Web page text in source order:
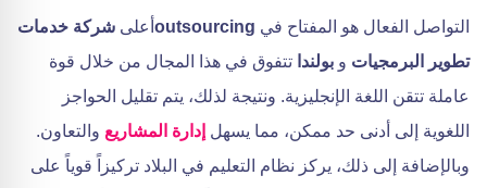
التواصل الفعال هو المفتاح في outsourcing أعلى شركة خدمات
تطوير البرمجيات و بولندا تتفوق في هذا المجال من خلال قوة
عاملة تتقن اللغة الإنجليزية. ونتيجة لذلك، يتم تقليل الحواجز
اللغوية إلى أدنى حد ممكن، مما يسهل إدارة المشاريع والتعاون.
وبالإضافة إلى ذلك، يركز نظام التعليم في البلاد تركيزاً قوياً على